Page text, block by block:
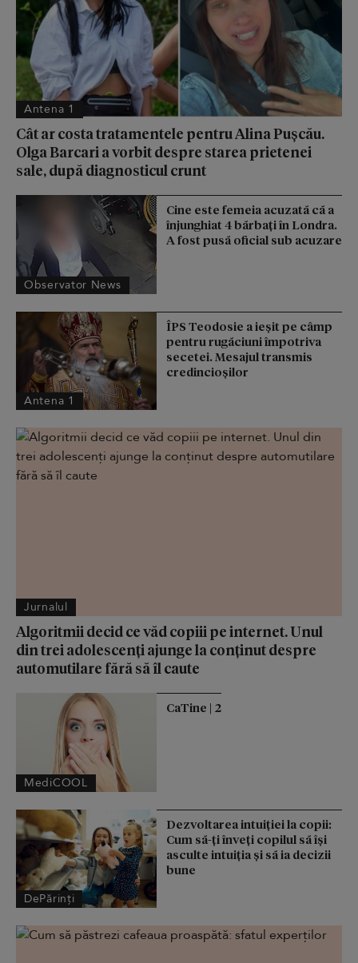
Antena 1
Cât ar costa tratamentele pentru Alina Pușcău.
Olga Barcari a vorbit despre starea prietenei
sale, după diagnosticul crunt
Observator News
Cine este femeia acuzată că a
înjunghiat 4 bărbați în Londra.
A fost pusă oficial sub acuzare
Antena 1
ÎPS Teodosie a ieșit pe câmp
pentru rugăciuni împotriva
secetei. Mesajul transmis
credincioșilor
Jurnalul
Algoritmii decid ce văd copiii pe internet. Unul
din trei adolescenți ajunge la conținut despre
automutilare fără să îl caute
MediCOOL
CaTine | 2
DePărinți
Dezvoltarea intuiției la copii:
Cum să-ți înveți copilul să își
asculte intuiția și să ia decizii
bune